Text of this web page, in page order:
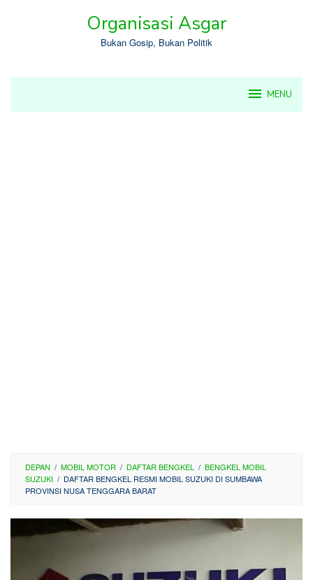
Organisasi Asgar
Bukan Gosip, Bukan Politik
MENU
DEPAN / MOBIL MOTOR / DAFTAR BENGKEL / BENGKEL MOBIL
SUZUKI / DAFTAR BENGKEL RESMI MOBIL SUZUKI DI SUMBAWA
PROVINSI NUSA TENGGARA BARAT